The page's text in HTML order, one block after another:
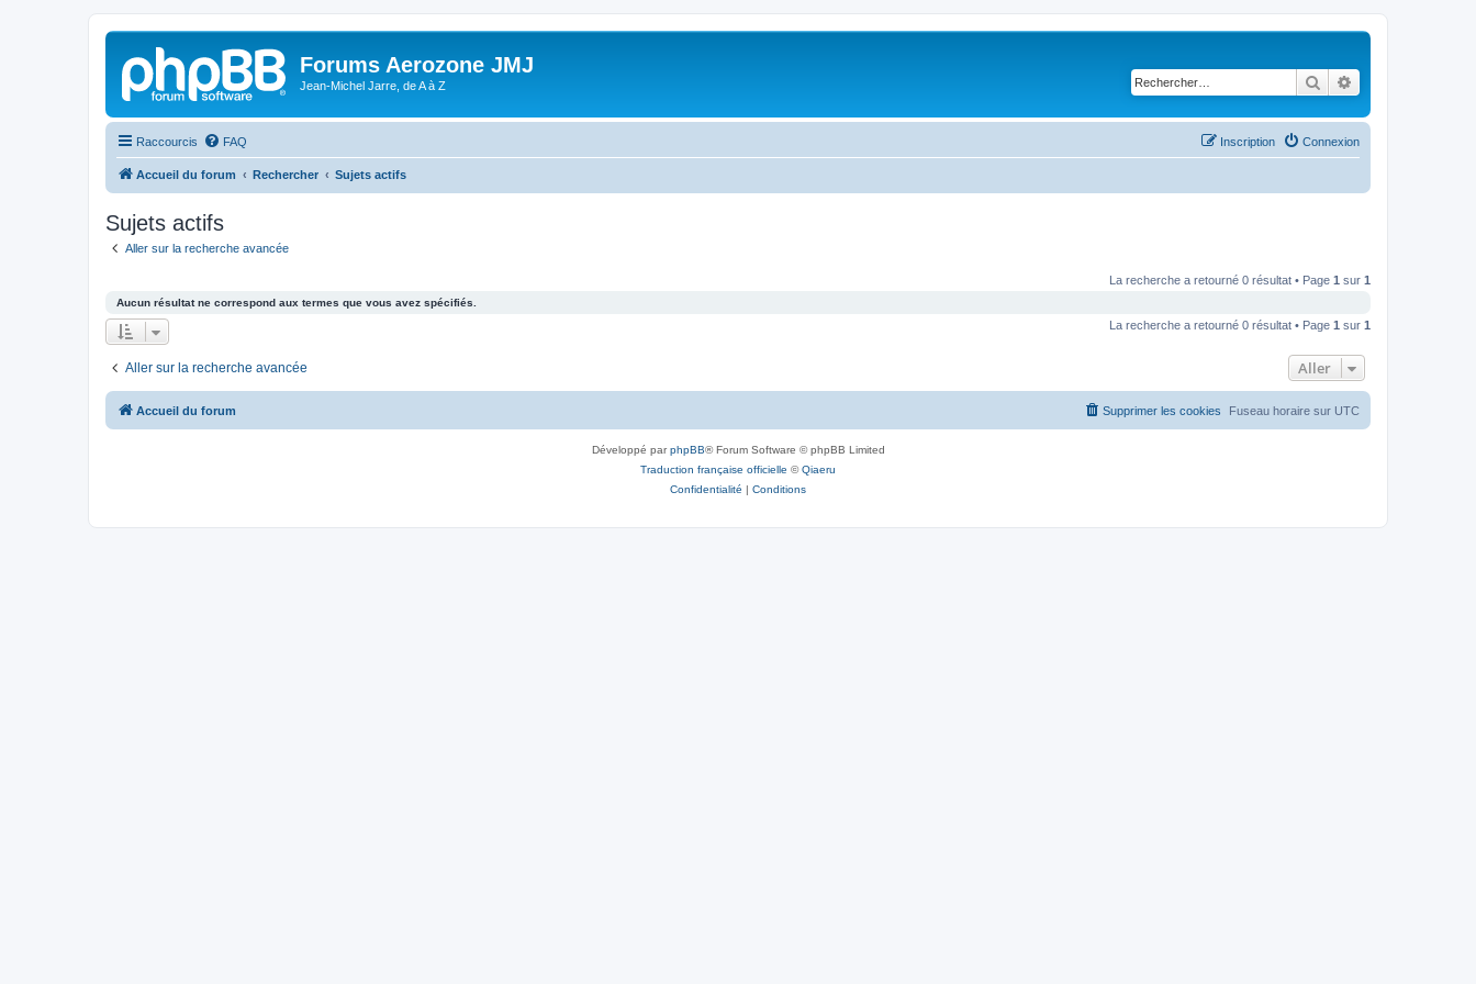
Forums Aerozone JMJ
Jean-Michel Jarre, de A à Z Rechercher
Raccourcis FAQ Connexion
Inscription
Accueil du forum Rechercher Sujets actifs
Sujets actifs
Aller sur la recherche avancée
La recherche a retourné 0 résultat • Page 1 sur 1
Aucun résultat ne correspond aux termes que vous avez spécifiés.
La recherche a retourné 0 résultat • Page 1 sur 1
Aller sur la recherche avancée Aller
Accueil du forum Fuseau horaire sur UTC
Supprimer les cookies
Développé parphpBB® Forum Software © phpBB Limited
Traduction française officielle ©Qiaeru
Confidentialité | Conditions